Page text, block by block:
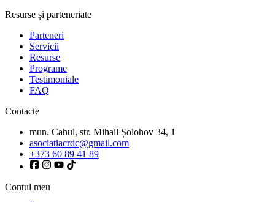
Resurse și parteneriate
Parteneri
Servicii
Resurse
Programe
Testimoniale
FAQ
Contacte
mun. Cahul, str. Mihail Șolohov 34, 1
asociatiacrdc@gmail.com
+373 60 89 41 89
Contul meu